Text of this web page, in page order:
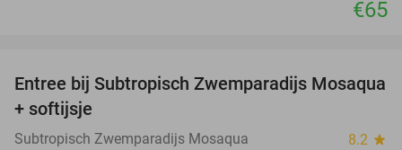
€65
25%
Entree bij Subtropisch Zwemparadijs Mosaqua
+ softijsje
Subtropisch Zwemparadijs Mosaqua 8.2 star